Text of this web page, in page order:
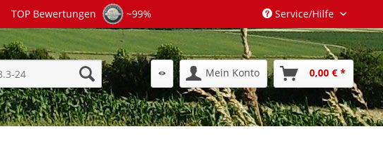
TOP Bewertungen ~99% Service/Hilfe
Mein Konto 0,00 € *